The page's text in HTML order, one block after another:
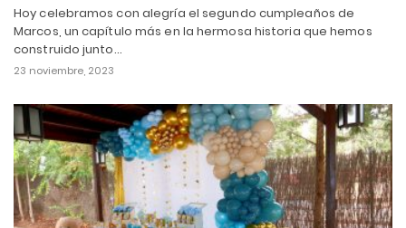
Hoy celebramos con alegría el segundo cumpleaños de
Marcos, un capítulo más en la hermosa historia que hemos
construido junto…
23 noviembre, 2023